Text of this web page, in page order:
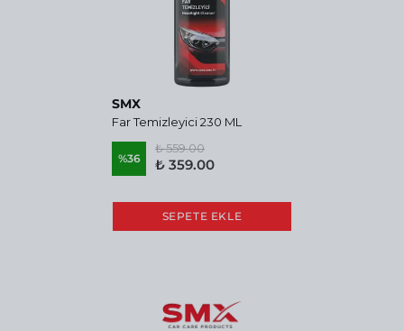
SMX
Far Temizleyici 230 ML
%36
₺ 559.00
₺ 359.00
SEPETE EKLE